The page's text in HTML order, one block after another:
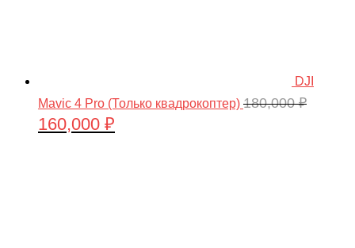
DJI
Mavic 4 Pro (Только квадрокоптер) 180,000₽
Первоначальная
160,000 ₽